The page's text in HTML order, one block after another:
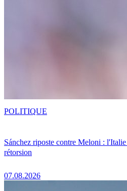
Sánchez riposte contre Meloni : l'Italie
rétorsion
07.08.2026
POLITIQUE